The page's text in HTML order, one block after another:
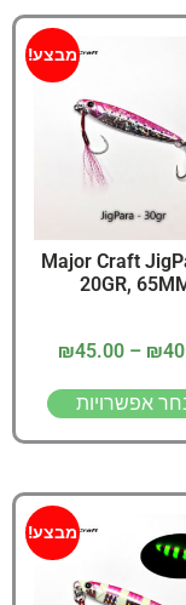
מבצע!
Major Craft
20GR,
₪
–
₪45.00
אפשרויות
מבצע!